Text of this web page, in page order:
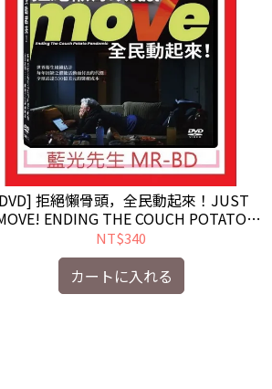
拒絕懶骨頭，全民動起來！JUST
ENDING THE COUCH POTATO
PANDEMIC ( 天馬行空 )
NT$340
カートに入れる